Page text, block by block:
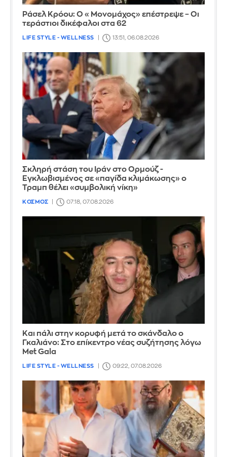
Ράσελ Κρόου: Ο «Μονομάχος» επέστρεψε – Οι
τεράστιοι δικέφαλοι στα 62
LIFE STYLE - WELLNESS 13:51, 06.08.2026
Σκληρή στάση του Ιράν στο Ορμούζ -
Εγκλωβισμένος σε «παγίδα κλιμάκωσης» ο
Τραμπ θέλει «συμβολική νίκη»
ΚΟΣΜΟΣ 07:18, 07.08.2026
Και πάλι στην κορυφή μετά το σκάνδαλο ο
Γκαλιάνο: Στο επίκεντρο νέας συζήτησης λόγω
Met Gala
LIFE STYLE - WELLNESS 09:22, 07.08.2026